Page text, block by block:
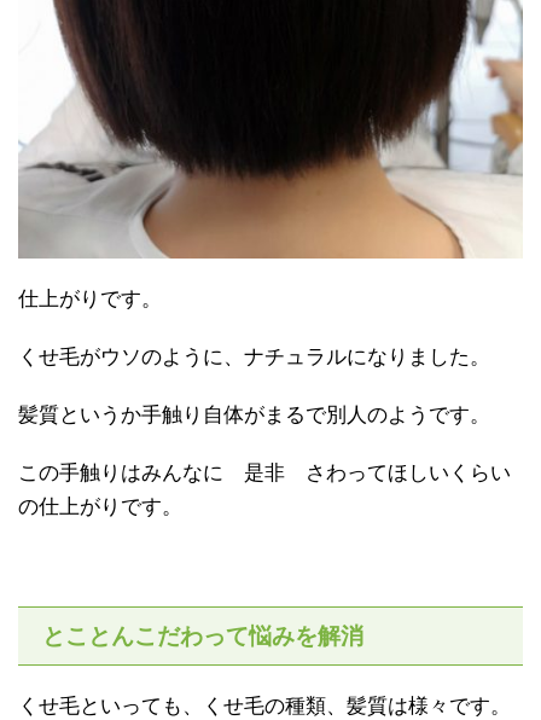
仕上がりです。
くせ毛がウソのように、ナチュラルになりました。
髪質というか手触り自体がまるで別人のようです。
この手触りはみんなに 是非 さわってほしいくらい
の仕上がりです。
とことんこだわって悩みを解消
くせ毛といっても、くせ毛の種類、髪質は様々です。